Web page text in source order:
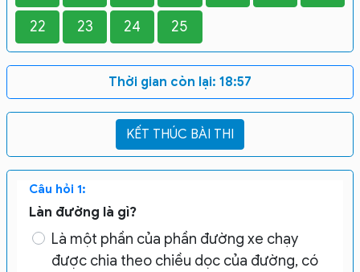
22 23 24 25
Thời gian còn lại: 18:56
Câu hỏi 1:
Làn đường là gì?
Là một phần của phần đường xe chạy
được chia theo chiều dọc của đường, có